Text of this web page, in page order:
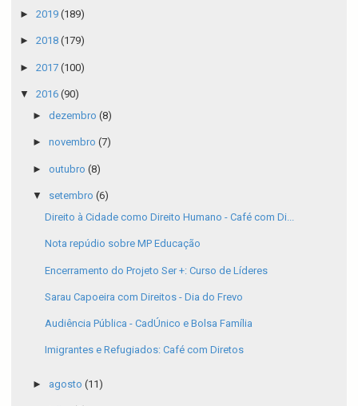
► 2019 (189)
► 2018 (179)
► 2017 (100)
▼ 2016 (90)
► dezembro (8)
► novembro (7)
► outubro (8)
▼ setembro (6)
Direito à Cidade como Direito Humano - Café com Di...
Nota repúdio sobre MP Educação
Encerramento do Projeto Ser +: Curso de Líderes
Sarau Capoeira com Direitos - Dia do Frevo
Audiência Pública - CadÚnico e Bolsa Família
Imigrantes e Refugiados: Café com Diretos
► agosto (11)